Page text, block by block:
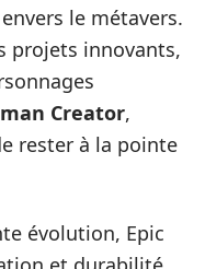
le métavers.
projets innovants,
Creator,
rester à la pointe
évolution, Epic